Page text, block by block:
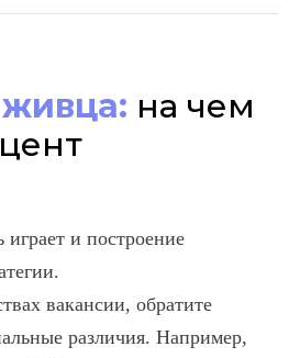
на чем
и построение
вакансии, обратите
различия. Например,